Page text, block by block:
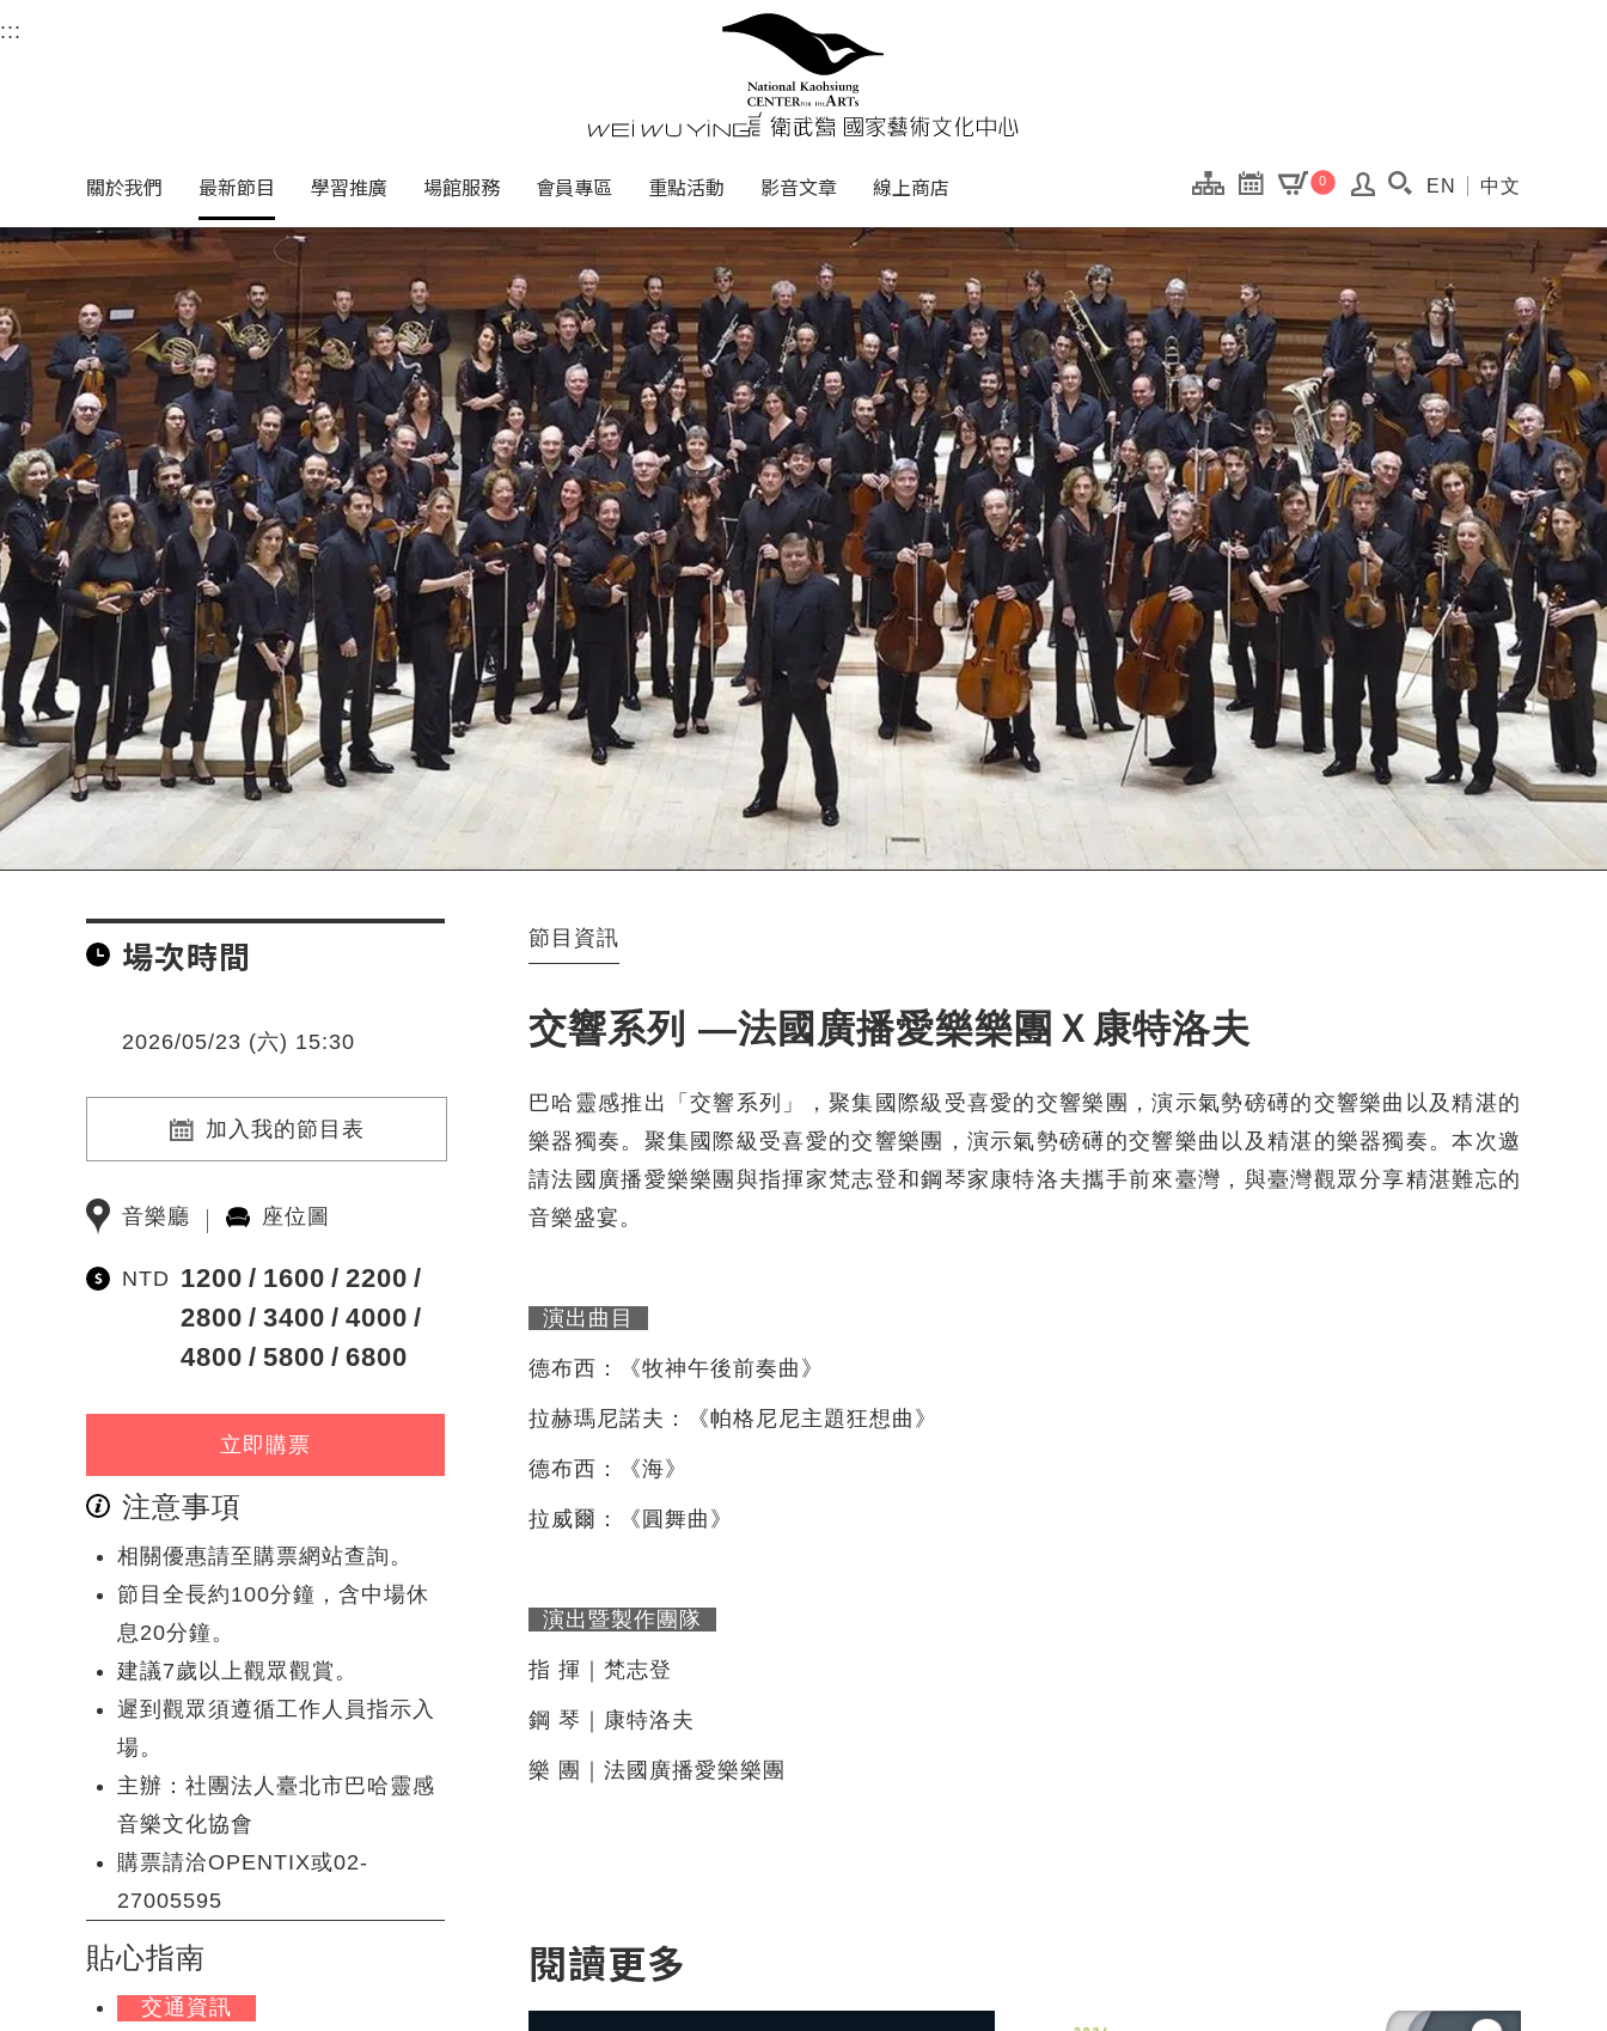
衛武營國家藝術文化中心
中央內容區塊，為本頁主要內容區。
::: 衛武營國家藝術文化中心 National
關於我們 最新節目 學習推廣 場館服務 會員專區 重點活動 影音文章 線上商店 0 搜尋(開啟搜尋視窗)
EN 中文
:::中央內容區塊，為本頁主要內容區。
場次時間
2026/05/23 (六) 15:30
加入我的節目表
音樂廳 座位圖
NTD 1200 1600
2200
2800
3400
4000
4800
5800 6800
立即購票
注意事項
相關優惠請至購票網站查詢。
節目全長約100分鐘，含中場休
息20分鐘。
建議7歲以上觀眾觀賞。
遲到觀眾須遵循工作人員指示入
場。
主辦：社團法人臺北市巴哈靈感
音樂文化協會
購票請洽OPENTIX或02-
27005595
貼心指南
交通資訊
節目資訊
交響系列 —法國廣播愛樂樂團Ｘ康特洛夫
巴哈靈感推出「交響系列」，聚集國際級受喜愛的交響樂團，演示氣勢磅礡的交響樂曲以及精湛的
樂器獨奏。聚集國際級受喜愛的交響樂團，演示氣勢磅礡的交響樂曲以及精湛的樂器獨奏。本次邀
請法國廣播愛樂樂團與指揮家梵志登和鋼琴家康特洛夫攜手前來臺灣，與臺灣觀眾分享精湛難忘的
音樂盛宴。
演出曲目
德布西：《牧神午後前奏曲》
拉赫瑪尼諾夫：《帕格尼尼主題狂想曲》
德布西：《海》
拉威爾：《圓舞曲》
演出暨製作團隊
指 揮｜梵志登
鋼 琴｜康特洛夫
樂 團｜法國廣播愛樂樂團
閱讀更多